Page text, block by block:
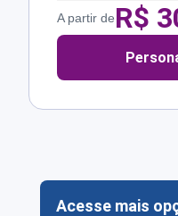
A partir deR$
Acesse mais